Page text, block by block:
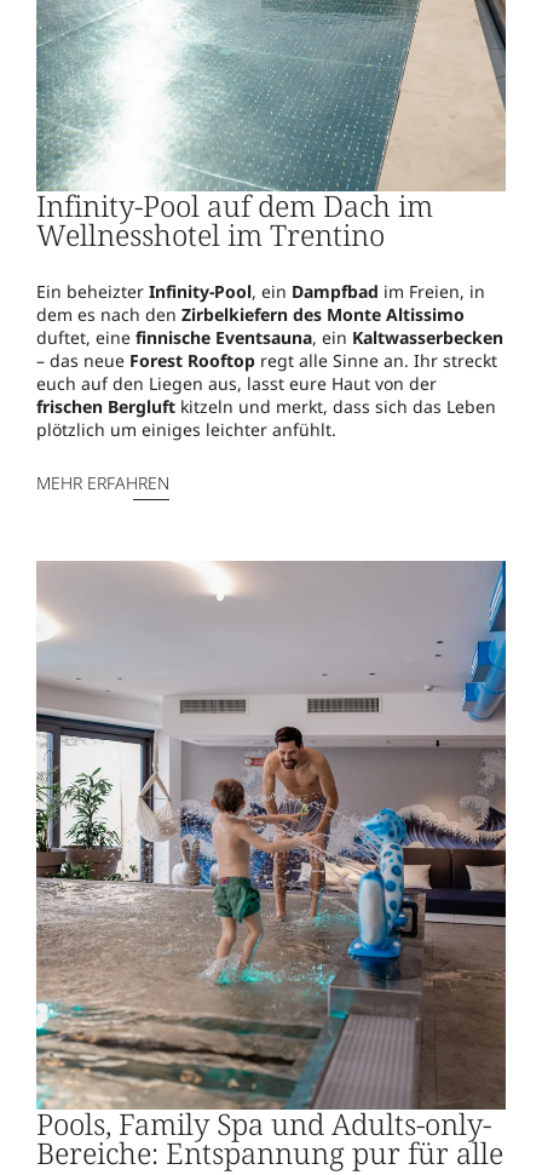
Infinity-Pool auf dem Dach im
Wellnesshotel im Trentino
Ein beheizter Infinity-Pool, ein Dampfbad im Freien, in
dem es nach den Zirbelkiefern des Monte Altissimo
duftet, eine finnische Eventsauna, ein Kaltwasserbecken
– das neue Forest Rooftop regt alle Sinne an. Ihr streckt
euch auf den Liegen aus, lasst eure Haut von der
frischen Bergluft kitzeln und merkt, dass sich das Leben
plötzlich um einiges leichter anfühlt.
MEHR ERFAHREN
Pools, Family Spa und Adults-only-
Bereiche: Entspannung pur für alle